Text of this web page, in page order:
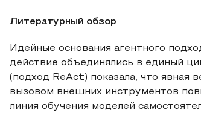
Литературный обзор
Идейные основания агентного
действие объединялись в единый
(подход ReAct) показала, что явная
вызовом внешних инструментов
линия обучения моделей